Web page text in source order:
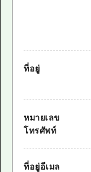
ที่อยู่
หมายเลข
โทรศัพท์
ที่อยู่อีเมล